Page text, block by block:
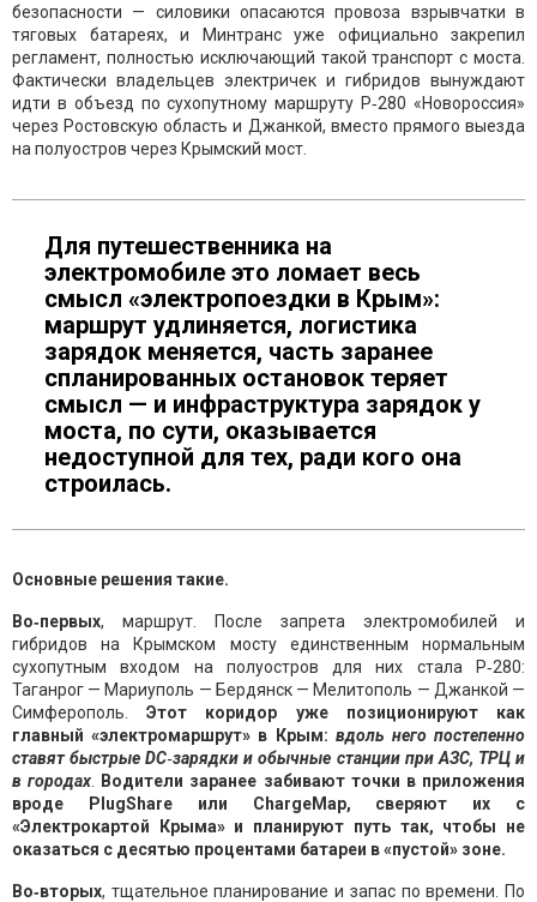
безопасности — силовики опасаются провоза взрывчатки в
тяговых батареях, и Минтранс уже официально закрепил
регламент, полностью исключающий такой транспорт с моста.
Фактически владельцев электричек и гибридов вынуждают
идти в объезд по сухопутному маршруту Р‑280 «Новороссия»
через Ростовскую область и Джанкой, вместо прямого выезда
на полуостров через Крымский мост.
Для путешественника на
электромобиле это ломает весь
смысл «электропоездки в Крым»:
маршрут удлиняется, логистика
зарядок меняется, часть заранее
спланированных остановок теряет
смысл — и инфраструктура зарядок у
моста, по сути, оказывается
недоступной для тех, ради кого она
строилась.
Основные решения такие.
Во‑первых, маршрут. После запрета электромобилей и
гибридов на Крымском мосту единственным нормальным
сухопутным входом на полуостров для них стала Р‑280:
Таганрог — Мариуполь — Бердянск — Мелитополь — Джанкой —
Симферополь.Этот коридор уже позиционируют как
главный «электромаршрут» в Крым: вдоль него постепенно
ставят быстрые DC‑зарядки и обычные станции при АЗС, ТРЦ и
в городах
Водители заранее забивают точки в приложения
вроде PlugShare или ChargeMap, сверяют их с
«Электрокартой Крыма» и планируют путь так, чтобы не
оказаться с десятью процентами батареи в «пустой» зоне.
Во‑вторых, тщательное планирование и запас по времени. По